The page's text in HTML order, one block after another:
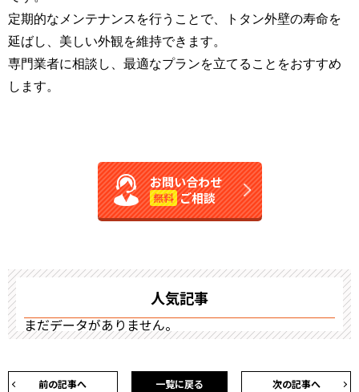
定期的なメンテナンスを行うことで、トタン外壁の寿命を
延ばし、美しい外観を維持できます。
専門業者に相談し、最適なプランを立てることをおすすめ
します。
お問い合わせ
無料 ご相談
人気記事
まだデータがありません。
前の記事へ 次の記事へ
一覧に戻る